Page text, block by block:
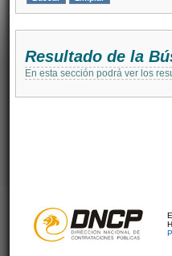
Resultado de la
En esta sección podrá ver los